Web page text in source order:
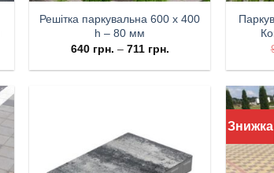
Решітка паркувальна 600 х 400
h – 80 мм
640 грн. – 711 грн.
Знижка